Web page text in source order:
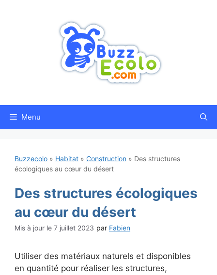
Menu
Buzzecolo » Habitat » Construction » Des structures
écologiques au cœur du désert
Des structures écologiques
au cœur du désert
7 juillet 2023 par Fabien
Utiliser des matériaux naturels et disponibles
en quantité pour réaliser les structures,